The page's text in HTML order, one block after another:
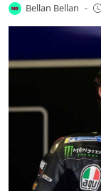
Bellan Bellan -